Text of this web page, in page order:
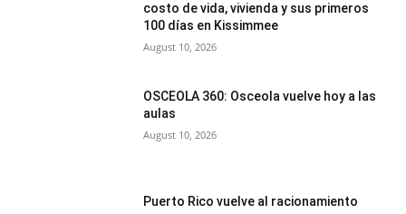
costo de vida, vivienda y sus primeros
100 días en Kissimmee
August 10, 2026
OSCEOLA 360: Osceola vuelve hoy a las
aulas
August 10, 2026
Puerto Rico vuelve al racionamiento